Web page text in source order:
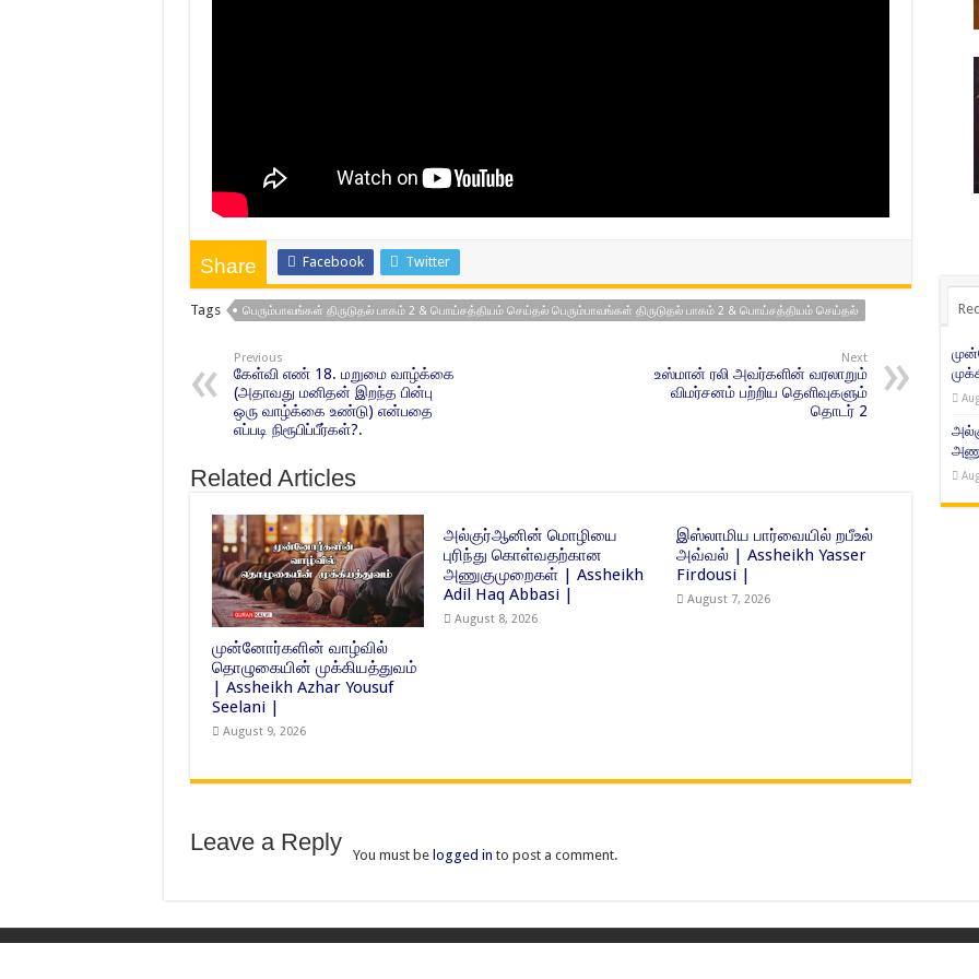
Share Facebook Twitter
Tags பெரும்பாவங்கள் திருடுதல் பாகம் 2 & பொய்சத்தியம் செய்தல் பெரும்பாவங்கள் திருடுதல் பாகம் 2 & பொய்சத்தியம் செய்தல்
Previous
கேள்வி எண் 18. மறுமை வாழ்க்கை
(அதாவது மனிதன் இறந்த பின்பு
ஒரு வாழ்க்கை உண்டு) என்பதை
எப்படி நிரூபிப்பீர்கள்?.
Next
உஸ்மான் ரலி அவர்களின் வரலாறும்
விமர்சனம் பற்றிய தெளிவுகளும்
தொடர் 2
Related Articles
முன்னோர்களின் வாழ்வில்
தொழுகையின் முக்கியத்துவம்
| Assheikh Azhar Yousuf
Seelani |
August 9, 2026
அல்குர்ஆனின் மொழியை
புரிந்து கொள்வதற்கான
அணுகுமுறைகள் | Assheikh
Adil Haq Abbasi |
August 8, 2026
இஸ்லாமிய பார்வையில் றபீஉல்
அவ்வல் | Assheikh Yasser
Firdousi |
August 7, 2026
Leave a Reply You must be logged in to post a comment.